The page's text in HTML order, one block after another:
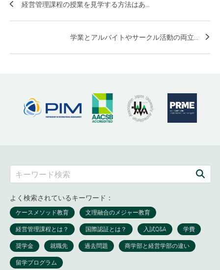
経営管理課程の授業を見学する方法はあ...
学業とアルバイトやサークル活動の両立...
よく検索されているキーワード：